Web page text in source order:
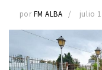
por FM ALBA julio